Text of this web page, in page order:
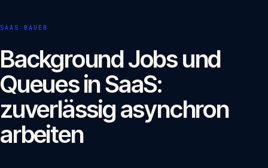
Über uns 02
Leistungen 03
Portfolio
SAAS BAUEN
Background Jobs und
Queues in SaaS:
zuverlässig asynchron
arbeiten